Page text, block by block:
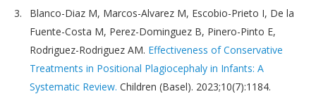
Blanco-Diaz M, Marcos-Alvarez M, Escobio-Prieto I, De la
Fuente-Costa M, Perez-Dominguez B, Pinero-Pinto E,
Rodriguez-Rodriguez AM. Effectiveness of Conservative
Treatments in Positional Plagiocephaly in Infants: A
Systematic Review. Children (Basel). 2023;10(7):1184.